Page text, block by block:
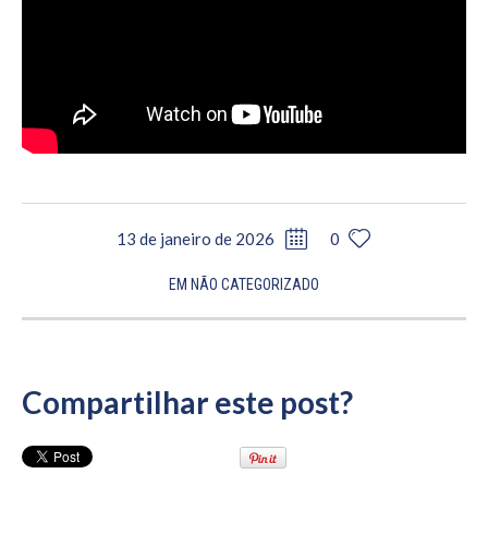
13 de janeiro de 2026 0
EM NÃO CATEGORIZADO
Compartilhar este post?